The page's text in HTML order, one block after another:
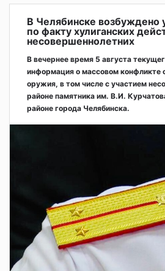
В Челябинске возбуждено
по факту хулиганских
несовершеннолетних
В вечернее время 5 августа
информация о массовом конфликте
оружия, в том числе с участием
районе памятника им. В.И.
районе города Челябинска.